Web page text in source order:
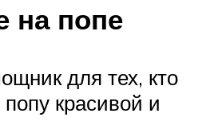
на попе
для тех, кто
красивой и